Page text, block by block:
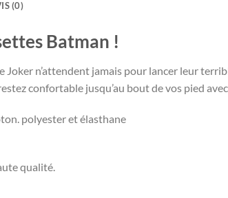
(0)
Batman !
Joker n’attendent jamais pour lancer leur
confortable jusqu’au bout de vos pied
polyester et élasthane
qualité.